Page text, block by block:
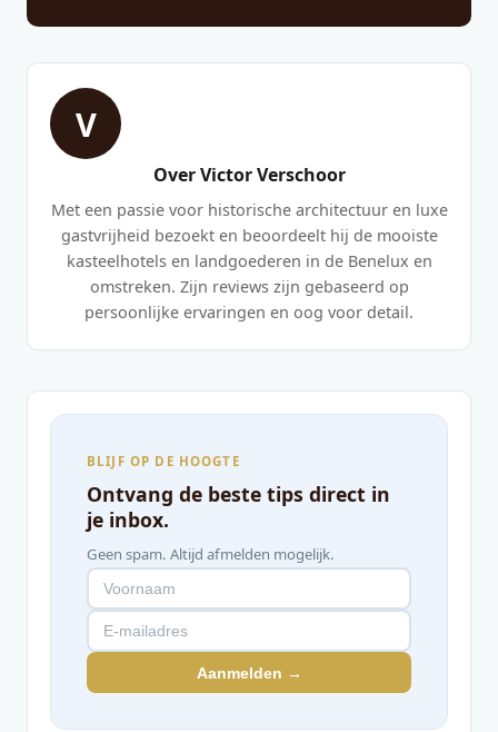
V
Over Victor Verschoor
Met een passie voor historische architectuur en luxe
gastvrijheid bezoekt en beoordeelt hij de mooiste
kasteelhotels en landgoederen in de Benelux en
omstreken. Zijn reviews zijn gebaseerd op
persoonlijke ervaringen en oog voor detail.
BLIJF OP DE HOOGTE
Ontvang de beste tips direct in
je inbox.
Geen spam. Altijd afmelden mogelijk.
Aanmelden →